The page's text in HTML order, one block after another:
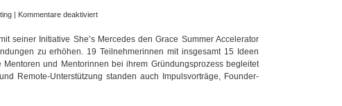
| Kommentare deaktiviertfür
Mercedes
fördert
den
Grace
seiner Initiative She’s Mercedes den Grace Summer Accelerator
zu erhöhen. 19 Teilnehmerinnen mit insgesamt 15 Ideen
und Mentorinnen bei ihrem Gründungsprozess begleitet
Remote-Unterstützung standen auch Impulsvorträge, Founder-